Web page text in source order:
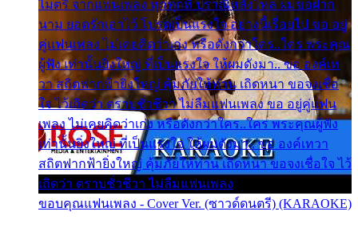
ไมตรี จากแฟนเพลง ทุกทุกที่ ปราณีหลั่งไหล ผมขอฝาก
นาม ยอดรักเอาไว้ โปรดเป็นแรงใจ อย่างนี้เรื่อยไป ขอ อยู่
คู่แฟนเพลง ไม่เคยคิดว่าเก่ง หรือดังกว่าใคร..ใคร พระคุณ
ผู้ฟัง เท่านั้นยิ่งใหญ่ ที่เป็นแรงใจ ให้ผมดังมา.. ขอ องค์เท
วา สถิตฟากฟ้ายิ่งใหญ่ คุ้มภัยให้ท่าน เถิดหนา ขอจงเชื่อ
ใจ ไว้เถิดว่า ตราบชั่วชีวา ไม่ลืมแฟนเพลง ขอ อยู่คู่แฟน
เพลง ไม่เคยคิดว่าเก่ง หรือดังกว่าใคร..ใคร พระคุณผู้ฟัง
เท่านั้นยิ่งใหญ่ ที่เป็นแรงใจ ให้ผมดังมา.. ขอ องค์เทวา
สถิตฟากฟ้ายิ่งใหญ่ คุ้มภัยให้ท่าน เถิดหนา ขอจงเชื่อใจ ไว้
เถิดว่า ตราบชั่วชีวา ไม่ลืมแฟนเพลง
ขอบคุณแฟนเพลง - Cover Ver. (ซาวด์ดนตรี) (KARAOKE)